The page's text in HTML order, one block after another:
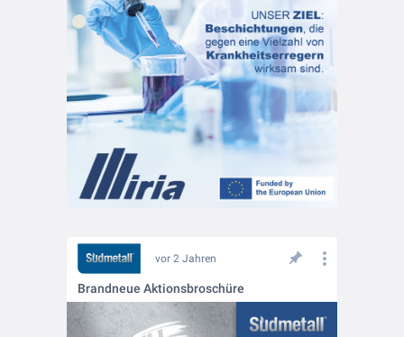
vor 2 Jahren
Brandneue Aktionsbroschüre